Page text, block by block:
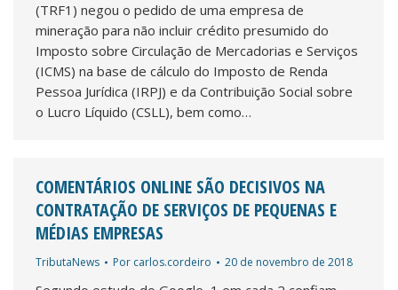
(TRF1) negou o pedido de uma empresa de
mineração para não incluir crédito presumido do
Imposto sobre Circulação de Mercadorias e Serviços
(ICMS) na base de cálculo do Imposto de Renda
Pessoa Jurídica (IRPJ) e da Contribuição Social sobre
o Lucro Líquido (CSLL), bem como…
COMENTÁRIOS ONLINE SÃO DECISIVOS NA
CONTRATAÇÃO DE SERVIÇOS DE PEQUENAS E
MÉDIAS EMPRESAS
TributaNews Por carlos.cordeiro 20 de novembro de 2018